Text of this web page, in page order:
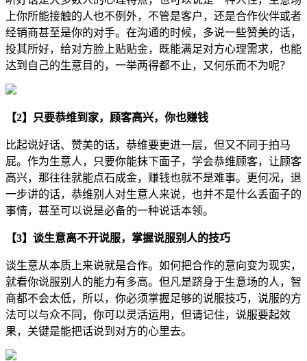
上你所能接触的人也不例外，不管是客户，还是合作伙伴或者
经销商甚至是你的对手。在沟通的时候，多说一些赞美的话，
投其所好，给对方脸上贴贴金，既能满足对方心理需求，也能
达到自己的生意目的，一举两得都不止，又何乐而不为呢？
【2】只要恭维到家，顾客高兴，你也赚钱
比起说好话、赞美的话，恭维要更进一层，但又不同于拍马
屁。作为生意人，只要你能抹下面子，学会恭维顾客，让顾客
高兴，那往往就能点石成金，赚钱也就不是难事。更何况，退
一步讲的话，恭维别人对生意人来说，也并不是什么丢面子的
事情，甚至可以说是必备的一种说话本领。
【3】谈生意离不开说服，掌握说服别人的技巧
谈生意从本质上来说就是合作。如何把合作的意向变为现实，
就看你说服别人的能力有多高。但凡是跻身于生意场的人，智
商都不会太低，所以，你必须掌握足够的说服技巧，说服的方
法可以与众不同，你可以灵活运用，但请记住，说服要起效
果，关键是能把话说到对方的心里去。